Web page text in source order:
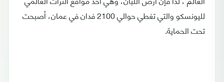
لليونسكو والتي تغطي حوالي 2100 فدان في عمان، أصبحت
تحت الحماية.